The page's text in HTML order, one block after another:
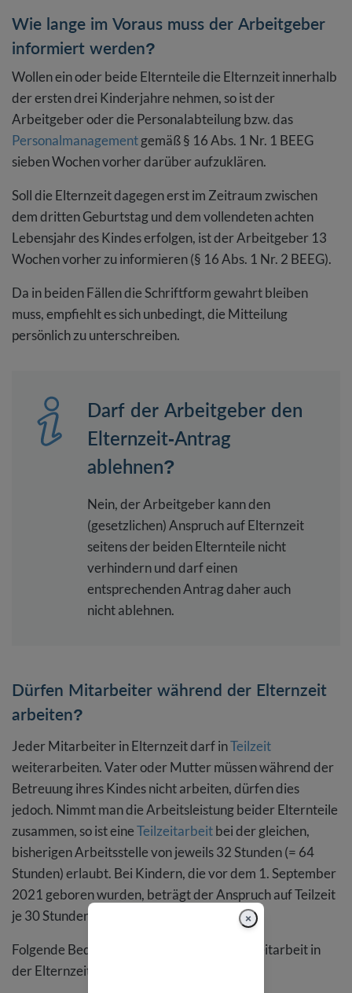
Wie lange im Voraus muss der Arbeitgeber
informiert werden?
Wollen ein oder beide Elternteile die Elternzeit innerhalb
der ersten drei Kinderjahre nehmen, so ist der
Arbeitgeber oder die Personalabteilung bzw. das
Personalmanagementgemäß § 16 Abs. 1 Nr. 1 BEEG
sieben Wochen vorher darüber aufzuklären.
Soll die Elternzeit dagegen erst im Zeitraum zwischen
dem dritten Geburtstag und dem vollendeten achten
Lebensjahr des Kindes erfolgen, ist der Arbeitgeber 13
Wochen vorher zu informieren (§ 16 Abs. 1 Nr. 2 BEEG).
Da in beiden Fällen die Schriftform gewahrt bleiben
muss, empfiehlt es sich unbedingt, die Mitteilung
persönlich zu unterschreiben.
Darf der Arbeitgeber den
Elternzeit-Antrag
ablehnen?
Nein, der Arbeitgeber kann den
(gesetzlichen) Anspruch auf Elternzeit
seitens der beiden Elternteile nicht
verhindern und darf einen
entsprechenden Antrag daher auch
nicht ablehnen.
Dürfen Mitarbeiter während der Elternzeit
arbeiten?
Jeder Mitarbeiter in Elternzeit darf inTeilzeit
weiterarbeiten. Vater oder Mutter müssen während der
Betreuung ihres Kindes nicht arbeiten, dürfen dies
jedoch. Nimmt man die Arbeitsleistung beider Elternteile
zusammen, so ist eineTeilzeitarbeitbei der gleichen,
bisherigen Arbeitsstelle von jeweils 32 Stunden (= 64
Stunden) erlaubt. Bei Kindern, die vor dem 1. September
2021 geboren wurden, beträgt der Anspruch auf Teilzeit
je 30 Stunden.
Folgende Bedingungen müssen für die Teilzeitarbeit in
der Elternzeit erfüllt sein:
×